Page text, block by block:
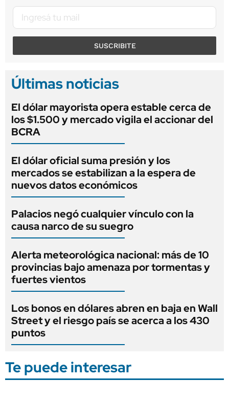
SUSCRIBITE
Últimas noticias
El dólar mayorista opera estable cerca de
los $1.500 y mercado vigila el accionar del
BCRA
El dólar oficial suma presión y los
mercados se estabilizan a la espera de
nuevos datos económicos
Palacios negó cualquier vínculo con la
causa narco de su suegro
Alerta meteorológica nacional: más de 10
provincias bajo amenaza por tormentas y
fuertes vientos
Los bonos en dólares abren en baja en Wall
Street y el riesgo país se acerca a los 430
puntos
Te puede interesar